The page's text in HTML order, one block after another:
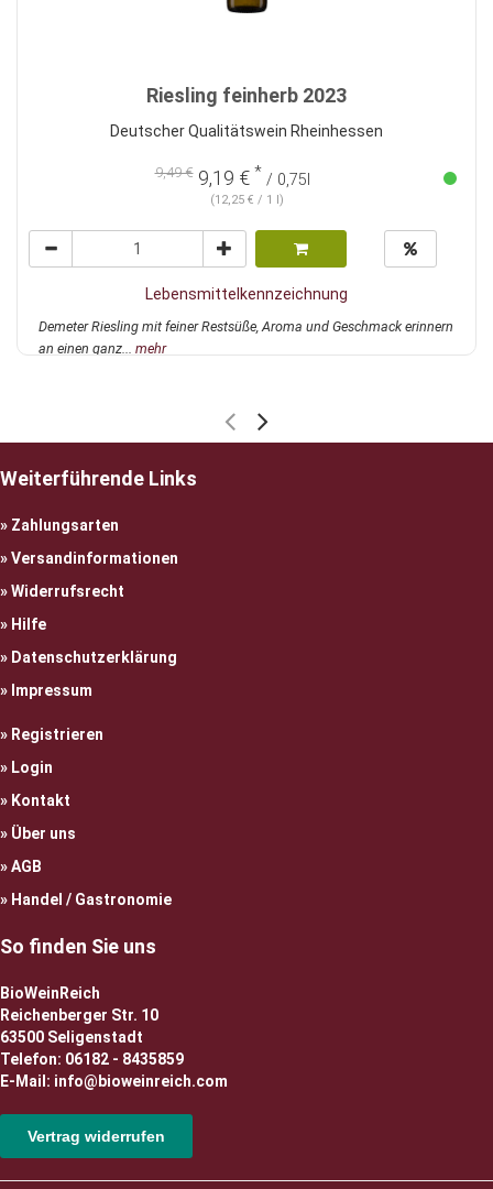
Riesling feinherb 2023
Deutscher Qualitätswein Rheinhessen
9,49 €9,19 € * / 0,75l
(12,25 € / 1 l)
Lebensmittelkennzeichnung
Demeter Riesling mit feiner Restsüße, Aroma und Geschmack erinnern
an einen ganz... mehr
Weiterführende Links
Zahlungsarten
Versandinformationen
Widerrufsrecht
Hilfe
Datenschutzerklärung
Impressum
Registrieren
Login
Kontakt
Über uns
AGB
Handel / Gastronomie
So finden Sie uns
BioWeinReich
Reichenberger Str. 10
63500 Seligenstadt
Telefon: 06182 - 8435859
E-Mail: info@bioweinreich.com
Vertrag widerrufen